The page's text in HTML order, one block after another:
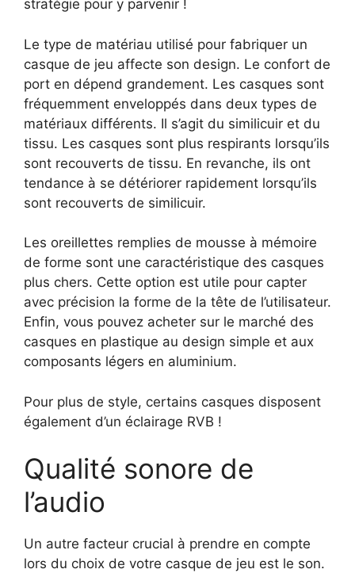
stratégie pour y parvenir !
Le type de matériau utilisé pour fabriquer un
casque de jeu affecte son design. Le confort de
port en dépend grandement. Les casques sont
fréquemment enveloppés dans deux types de
matériaux différents. Il s’agit du similicuir et du
tissu. Les casques sont plus respirants lorsqu’ils
sont recouverts de tissu. En revanche, ils ont
tendance à se détériorer rapidement lorsqu’ils
sont recouverts de similicuir.
Les oreillettes remplies de mousse à mémoire
de forme sont une caractéristique des casques
plus chers. Cette option est utile pour capter
avec précision la forme de la tête de l’utilisateur.
Enfin, vous pouvez acheter sur le marché des
casques en plastique au design simple et aux
composants légers en aluminium.
Pour plus de style, certains casques disposent
également d’un éclairage RVB !
Qualité sonore de
l’audio
Un autre facteur crucial à prendre en compte
lors du choix de votre casque de jeu est le son.